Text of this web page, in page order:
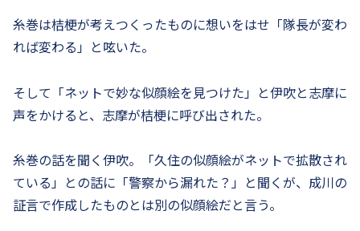
糸巻は桔梗が考えつくったものに想いをはせ「隊長が変わ
れば変わる」と呟いた。
そして「ネットで妙な似顔絵を見つけた」と伊吹と志摩に
声をかけると、志摩が桔梗に呼び出された。
糸巻の話を聞く伊吹。「久住の似顔絵がネットで拡散され
ている」との話に「警察から漏れた？」と聞くが、成川の
証言で作成したものとは別の似顔絵だと言う。